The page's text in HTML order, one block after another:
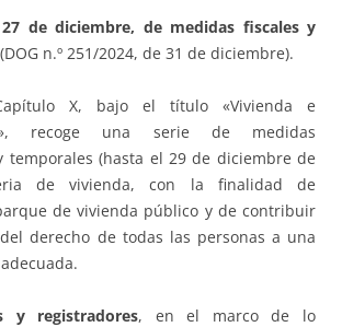
de diciembre, de medidas fiscales y
(DOG n.º 251/2024, de 31 de diciembre).
X, bajo el título «Vivienda e
recoge una serie de medidas
temporales (hasta el 29 de diciembre de
de vivienda, con la finalidad de
de vivienda público y de contribuir
derecho de todas las personas a una
y registradores, en el marco de lo